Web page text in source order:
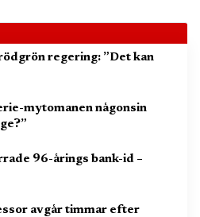
regering: ”Det kan
mytomanen någonsin
96-årings bank-id –
avgår timmar efter